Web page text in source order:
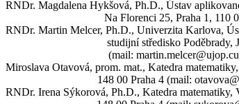
RNDr. Magdalena Hykšová, Ph.D., Ústav
Na Florenci 25, Praha 1, 110
RNDr. Martin Melcer, Ph.D., Univerzita Karlova,
studijní středisko Poděbrady,
(mail:
Miroslava Otavová, prom. mat., Katedra
148 00 Praha 4 (mail:
RNDr. Irena Sýkorová, Ph.D., Katedra matematiky,